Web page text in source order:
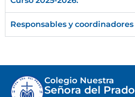
Responsables y coordinadores
Colegio Nuestra
Señora del Prado